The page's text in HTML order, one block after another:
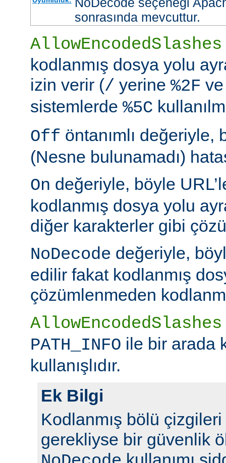
sonrasında mevcuttur.
AllowEncodedSlashes
kodlanmış dosya yolu
izin verir (/ yerine %2F
sistemlerde %5C
Off öntanımlı değeriyle,
(Nesne bulunamadı)
On değeriyle, böyle
kodlanmış dosya yolu
diğer karakterler gibi
NoDecode değeriyle,
edilir fakat kodlanmış
çözümlenmeden
AllowEncodedSlashes
PATH_INFO ile bir arada
kullanışlıdır.
Ek Bilgi
Kodlanmış bölü
gerekliyse bir güvenlik